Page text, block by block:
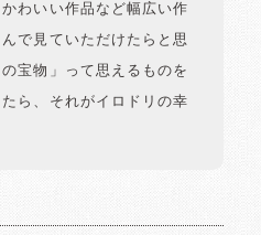
わいい作品など幅広い作
で見ていただけたらと思
宝物」って思えるものを
ら、それがイロドリの幸